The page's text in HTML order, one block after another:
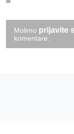
Molimo prijavite
komentare.